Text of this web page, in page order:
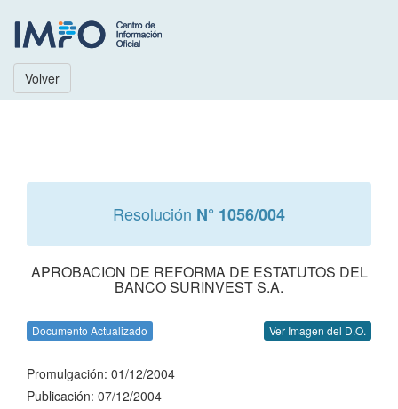
Volver
Resolución N° 1056/004
APROBACION DE REFORMA DE ESTATUTOS DEL
BANCO SURINVEST S.A.
Documento Actualizado Ver Imagen del D.O.
Promulgación: 01/12/2004
Publicación: 07/12/2004